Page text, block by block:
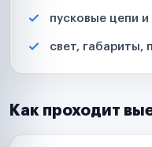
пусковые цепи
свет, габариты,
Как проходит